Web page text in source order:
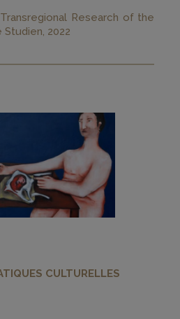
Research of the
2022
CULTURELLES